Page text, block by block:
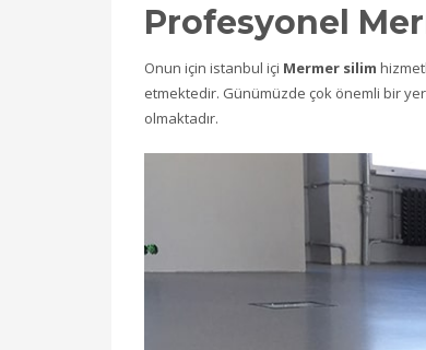
Profesyonel
Onun için istanbul içi Mermer silim
etmektedir. Günümüzde çok önemli bir
olmaktadır.